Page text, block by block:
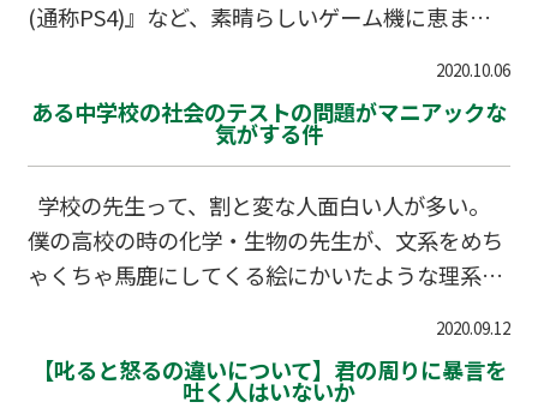
(通称PS4)』など、素晴らしいゲーム機に恵まれ
ォンで遊べる所謂ソーシャルゲームも溢れかえっ
ていて、世はまさに大ゲーム時代。 ゲームを一
い。 私もその一人だ。 え？ 塾の先生なのにゲ
ームなんてやるのかって？ 無論だ。 だって面白
いもん。 というわけで、今日は私が幼いころか
らはまっている…
2020.10.06
ある中学校の社会のテストの問題がマニアックな
気がする件
学校の先生って、割と変な人面白い人が多い。
僕の高校の時の化学・生物の先生が、文系をめち
ゃくちゃ馬鹿にしてくる絵にかいたような理系教
生もご多分に漏れずだった。 ある中学校の歴史の
中間テストにはこんな問題が出た。 『日本海海
2020.09.12
【叱ると怒るの違いについて】君の周りに暴言を
吐く人はいないか